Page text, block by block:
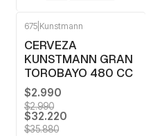
675 Kunstmann
CERVEZA
KUNSTMANN GRAN
TOROBAYO 480 CC
$2.990
$2.990
$32.220
$35.880